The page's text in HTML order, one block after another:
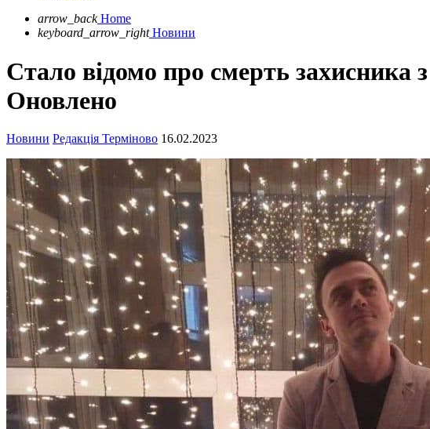
arrow_back Home
keyboard_arrow_right Новини
Стало відомо про смерть захисника
Оновлено
Новини Редакція Терміново 16.02.2023